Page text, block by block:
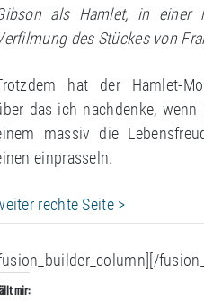
als Hamlet, in einer
des Stückes von
hat der Hamlet-
das ich nachdenke, wenn
massiv die
einprasseln.
rechte Seite >
mir: